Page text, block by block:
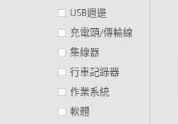
USB週邊
充電頭/傳輸線
集線器
行車記錄器
作業系統
軟體